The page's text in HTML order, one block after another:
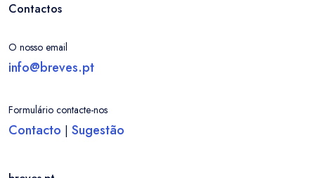
Contactos
O nosso email
info@breves.pt
Formulário contacte-nos
Contacto | Sugestão